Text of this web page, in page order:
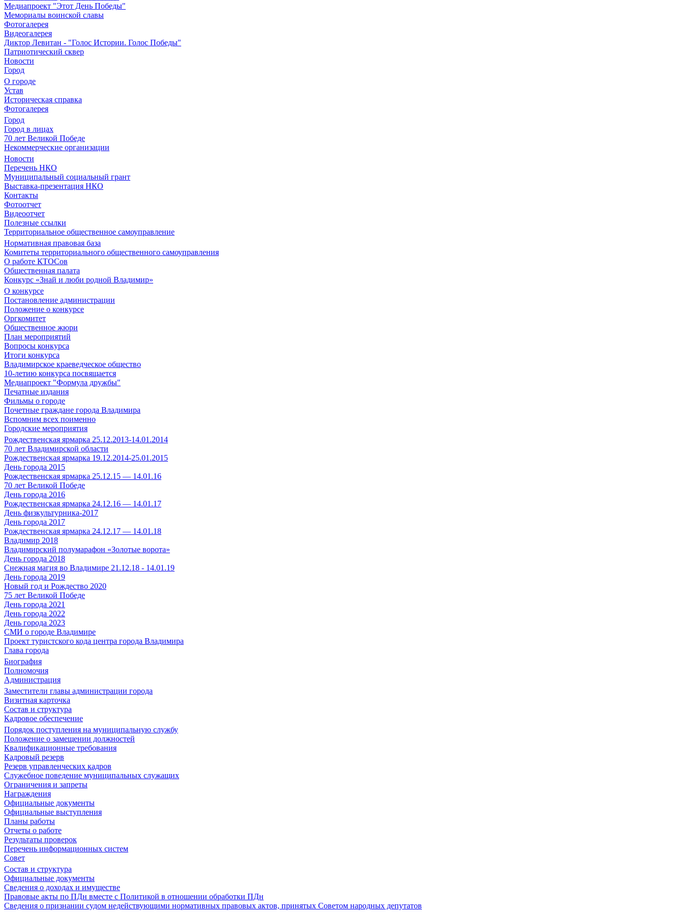
Медиапроект "Этот День Победы"
Мемориалы воинской славы
Фотогалерея
Видеогалерея
Диктор Левитан - "Голос Истории. Голос Победы"
Патриотический сквер
Новости
Город
О городе
Устав
Историческая справка
Фотогалерея
Город
Город в лицах
70 лет Великой Победе
Некоммерческие организации
Новости
Перечень НКО
Муниципальный социальный грант
Выставка-презентация НКО
Контакты
Фотоотчет
Видеоотчет
Полезные ссылки
Территориальное общественное самоуправление
Нормативная правовая база
Комитеты территориального общественного самоуправления
О работе КТОСов
Общественная палата
Конкурс «Знай и люби родной Владимир»
О конкурсе
Постановление администрации
Положение о конкурсе
Оргкомитет
Общественное жюри
План мероприятий
Вопросы конкурса
Итоги конкурса
Владимирское краеведческое общество
10-летию конкурса посвящается
Медиапроект "Формула дружбы"
Печатные издания
Фильмы о городе
Почетные граждане города Владимира
Вспомним всех поименно
Городские мероприятия
Рождественская ярмарка 25.12.2013-14.01.2014
70 лет Владимирской области
Рождественская ярмарка 19.12.2014-25.01.2015
День города 2015
Рождественская ярмарка 25.12.15 — 14.01.16
70 лет Великой Победе
День города 2016
Рождественская ярмарка 24.12.16 — 14.01.17
День физкультурника-2017
День города 2017
Рождественская ярмарка 24.12.17 — 14.01.18
Владимир 2018
Владимирский полумарафон «Золотые ворота»
День города 2018
Снежная магия во Владимире 21.12.18 - 14.01.19
День города 2019
Новый год и Рождество 2020
75 лет Великой Победе
День города 2021
День города 2022
День города 2023
СМИ о городе Владимире
Проект туристского кода центра города Владимира
Глава города
Биография
Полномочия
Администрация
Заместители главы администрации города
Визитная карточка
Состав и структура
Кадровое обеспечение
Порядок поступления на муниципальную службу
Положение о замещении должностей
Квалификационные требования
Кадровый резерв
Резерв управленческих кадров
Служебное поведение муниципальных служащих
Ограничения и запреты
Награждения
Официальные документы
Официальные выступления
Планы работы
Отчеты о работе
Результаты проверок
Перечень информационных систем
Совет
Состав и структура
Официальные документы
Сведения о доходах и имуществе
Правовые акты по ПДн вместе с Политикой в отношении обработки ПДн
Сведения о признании судом недействующими нормативных правовых актов, принятых Советом народных депутатов